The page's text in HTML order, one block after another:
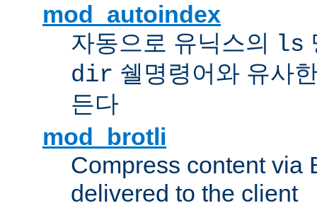
mod_autoindex
자동으로 유닉스의 ls
dir 쉘명령어와 유사
든다
mod_brotli
Compress content via
delivered to the client